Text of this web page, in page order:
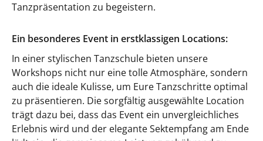
Tanzpräsentation zu begeistern.
Ein besonderes Event in erstklassigen Locations:
In einer stylischen Tanzschule bieten unsere
Workshops nicht nur eine tolle Atmosphäre, sondern
auch die ideale Kulisse, um Eure Tanzschritte optimal
zu präsentieren. Die sorgfältig ausgewählte Location
trägt dazu bei, dass das Event ein unvergleichliches
Erlebnis wird und der elegante Sektempfang am Ende